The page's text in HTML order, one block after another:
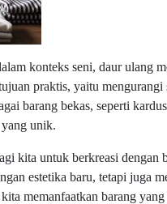
konteks seni, daur ulang
praktis, yaitu
barang bekas, seperti
unik.
kita untuk berkreasi dengan
estetika baru, tetapi juga
memanfaatkan barang